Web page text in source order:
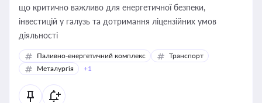
що критично важливо для енергетичної безпеки,
інвестицій у галузь та дотримання ліцензійних умов
діяльності
Паливно-енергетичний комплекс
Транспорт
Металургія
+1